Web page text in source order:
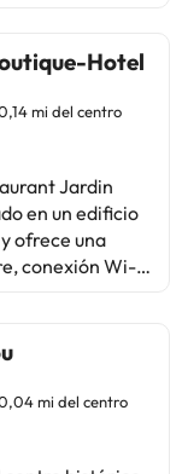
Hotel
mi del centro
Jardin
en un edificio
ofrece una
conexión Wi-Fi
y suites
clásico y
TV de pantalla
vía satélite.
mi del centro